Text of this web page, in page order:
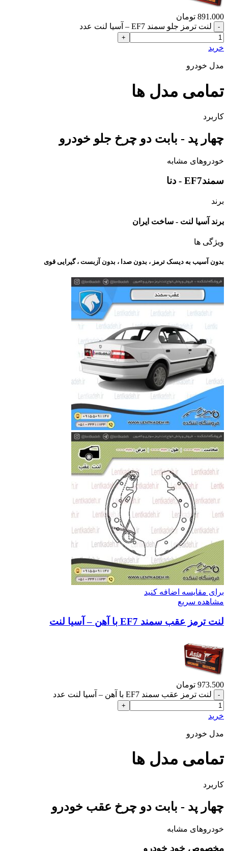
891.000 تومان
لنت ترمز جلو سمند EF7 – آسیا لنت عدد
خرید
مدل خودرو
تمامی مدل ها
کاربرد
چهار پد - بابت دو چرخ جلو خودرو
خودروهای مشابه
سمندEF7 - دنا
برند
برند آسیا لنت - ساخت ایران
ویژگی ها
بدون آسیب به دیسک ترمز ، بدون صدا ، بدون آزبست ، گیرایی قوی​
برای مقایسه اضافه کنید
مشاهده سریع
لنت ترمز عقب سمند EF7 با آهن – آسیا لنت
973.500 تومان
لنت ترمز عقب سمند EF7 با آهن – آسیا لنت عدد
خرید
مدل خودرو
تمامی مدل ها
کاربرد
چهار پد - بابت دو چرخ عقب خودرو
خودروهای مشابه
مخصوص خود خودرو